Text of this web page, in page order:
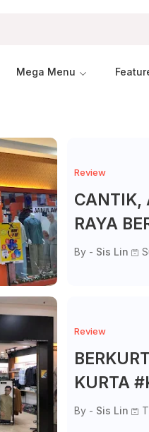
Mega Menu
Review
CANTIK,
RAYA
By - Sis Lin
Review
KURTA
By - Sis Lin